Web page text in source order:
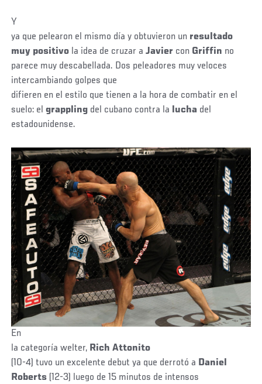
Y
ya que pelearon el mismo día y obtuvieron un resultado
muy positivo la idea de cruzar aJavier con Griffin no
parece muy descabellada. Dos peleadores muy veloces
intercambiando golpes que
difieren en el estilo que tienen a la hora de combatir en el
suelo: elgrappling del cubano contra la lucha del
estadounidense.
En
la categoría welter, Rich Attonito
(10-4) tuvo un excelente debut ya que derrotó a Daniel
Roberts (12-3) luego de 15 minutos de intensos